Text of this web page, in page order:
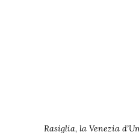
Rasiglia, la Venezia